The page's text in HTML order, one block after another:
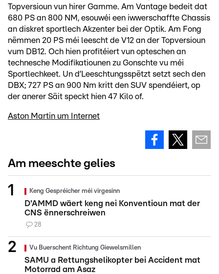
Topversioun vun hirer Gamme. Am Vantage bedeit dat
680 PS an 800 NM, esouwéi een iwwerschaffte Chassis
an diskret sportlech Akzenter bei der Optik. Am Fong
nëmmen 20 PS méi leescht de V12 an der Topversioun
vum DB12. Och hien profitéiert vun opteschen an
technesche Modifikatiounen zu Gonschte vu méi
Sportlechkeet. Un d’Leeschtungsspëtzt setzt sech den
DBX; 727 PS an 900 Nm kritt den SUV spendéiert, op
der anerer Säit speckt hien 47 Kilo of.
Aston Martin um Internet
Am meeschte gelies
Keng Gespréicher méi virgesinn
D'AMMD wäert keng nei Konventioun mat der
CNS ënnerschreiwen
28
Vu Buerschent Richtung Giewelsmillen
SAMU a Rettungshelikopter bei Accident mat
Motorrad am Asaz